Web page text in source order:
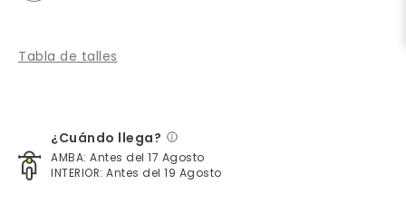
Tabla de talles
¿Cuándo llega?
AMBA: Antes del 17 Agosto
INTERIOR: Antes del 19 Agosto